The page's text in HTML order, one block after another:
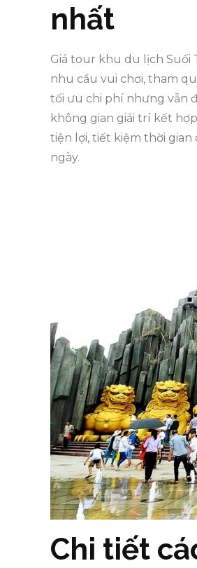
nhất
Giá tour khu du lịch Suối
nhu cầu vui chơi, tham
tối ưu chi phí nhưng vẫn
không gian giải trí kết
tiện lợi, tiết kiệm thời
ngày.
Chi tiết